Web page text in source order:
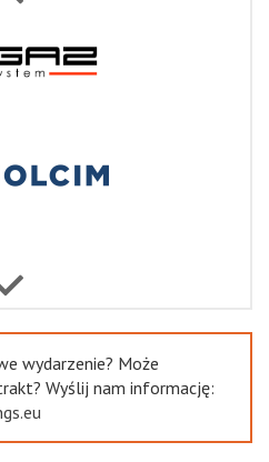
wydarzenie? Może
Wyślij nam informację: